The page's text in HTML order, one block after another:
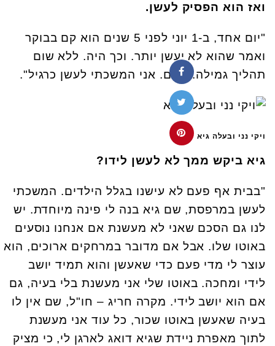
ואז הוא הפסיק לעשן.
"יום אחד, ב-1 יוני לפני 5 שנים הוא קם בבוקר
ואמר שהוא לא יעשן יותר. וכך היה. ללא שום
תהליך גמילה. כלום. אני המשכתי לעשן כרגיל".
ויקי נני ובעלה גיא
גיא ביקש ממך לא לעשן לידו?
"בבית אף פעם לא עישנו בגלל הילדים. המשכתי
לעשן במרפסת, שם גיא בנה לי פינה מיוחדת. יש
לנו גם הסכם שאני לא מעשנת אם אנחנו נוסעים
באוטו שלו. אבל אם מדובר במרחקים ארוכים, הוא
עוצר לי מדי פעם כדי שאעשן והוא תמיד יושב
לידי ומחכה. באוטו שלי אני מעשנת בלי בעיה, גם
אם הוא יושב לידי. מקרה חריג – חו"ל, שם אין לו
בעיה שאעשן באוטו שכור, כל עוד אני מעשנת
לתוך מאפרת ניידת שגיא דואג לארגן לי, כי מציק